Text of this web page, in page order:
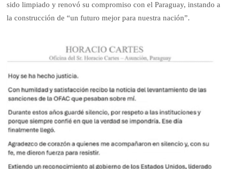
sido limpiado y renovó su compromiso con el Paraguay, instando a
la construcción de “un futuro mejor para nuestra nación”.